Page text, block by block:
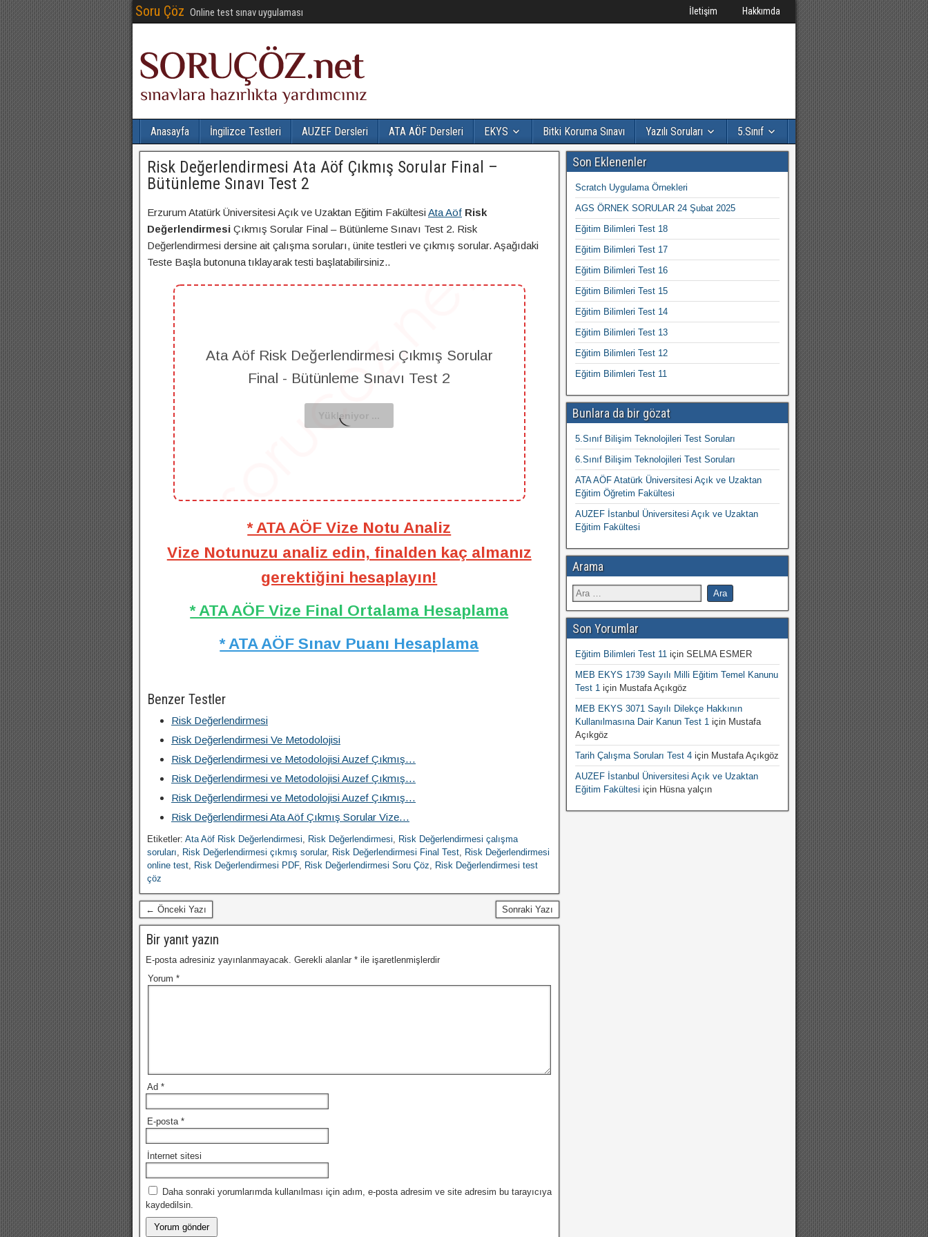
Soru Çöz Online test sınav uygulaması İletişim Hakkımda
Anasayfa İngilizce Testleri AUZEF Dersleri ATA AÖF Dersleri EKYS Bitki Koruma Sınavı Yazılı Soruları 5.Sınıf
Risk Değerlendirmesi Ata Aöf Çıkmış Sorular Final –
Bütünleme Sınavı Test 2
Erzurum Atatürk Üniversitesi Açık ve Uzaktan Eğitim Fakültesi Ata Aöf Risk
Değerlendirmesi Çıkmış Sorular Final – Bütünleme Sınavı Test 2. Risk
Değerlendirmesi dersine ait çalışma soruları, ünite testleri ve çıkmış sorular. Aşağıdaki
Teste Başla butonuna tıklayarak testi başlatabilirsiniz..
Ata Aöf Risk Değerlendirmesi Çıkmış Sorular
Final - Bütünleme Sınavı Test 2
* ATA AÖF Vize Notu Analiz
Vize Notunuzu analiz edin, finalden kaç almanız
gerektiğini hesaplayın!
* ATA AÖF Vize Final Ortalama Hesaplama
* ATA AÖF Sınav Puanı Hesaplama
Benzer Testler
Risk Değerlendirmesi
Risk Değerlendirmesi Ve Metodolojisi
Risk Değerlendirmesi ve Metodolojisi Auzef Çıkmış…
Risk Değerlendirmesi ve Metodolojisi Auzef Çıkmış…
Risk Değerlendirmesi ve Metodolojisi Auzef Çıkmış…
Risk Değerlendirmesi Ata Aöf Çıkmış Sorular Vize…
Etiketler: Ata Aöf Risk Değerlendirmesi, Risk Değerlendirmesi, Risk Değerlendirmesi çalışma
soruları, Risk Değerlendirmesi çıkmış sorular, Risk Değerlendirmesi Final Test, Risk Değerlendirmesi
online test, Risk Değerlendirmesi PDF, Risk Değerlendirmesi Soru Çöz, Risk Değerlendirmesi test
çöz
← Önceki Yazı Sonraki Yazı
Bir yanıt yazın
E-posta adresiniz yayınlanmayacak. Gerekli alanlar * ile işaretlenmişlerdir
Yorum *
Ad *
E-posta *
İnternet sitesi
Daha sonraki yorumlarımda kullanılması için adım, e-posta adresim ve site adresim bu tarayıcıya
kaydedilsin.
Son Eklenenler
Scratch Uygulama Örnekleri
AGS ÖRNEK SORULAR 24 Şubat 2025
Eğitim Bilimleri Test 18
Eğitim Bilimleri Test 17
Eğitim Bilimleri Test 16
Eğitim Bilimleri Test 15
Eğitim Bilimleri Test 14
Eğitim Bilimleri Test 13
Eğitim Bilimleri Test 12
Eğitim Bilimleri Test 11
Bunlara da bir gözat
5.Sınıf Bilişim Teknolojileri Test Soruları
6.Sınıf Bilişim Teknolojileri Test Soruları
ATA AÖF Atatürk Üniversitesi Açık ve Uzaktan
Eğitim Öğretim Fakültesi
AUZEF İstanbul Üniversitesi Açık ve Uzaktan
Eğitim Fakültesi
Arama
Son Yorumlar
Eğitim Bilimleri Test 11için SELMA ESMER
MEB EKYS 1739 Sayılı Milli Eğitim Temel Kanunu
Test 1için Mustafa Açıkgöz
MEB EKYS 3071 Sayılı Dilekçe Hakkının
Kullanılmasına Dair Kanun Test 1için Mustafa
Açıkgöz
Tarih Çalışma Soruları Test 4için Mustafa Açıkgöz
AUZEF İstanbul Üniversitesi Açık ve Uzaktan
Eğitim Fakültesi için Hüsna yalçın